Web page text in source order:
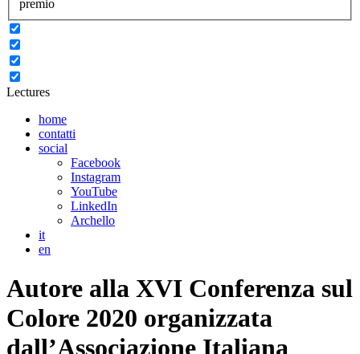
premio
Lectures
home
contatti
social
Facebook
Instagram
YouTube
LinkedIn
Archello
it
en
Autore alla XVI Conferenza sul
Colore 2020 organizzata
dall’Associazione Italiana